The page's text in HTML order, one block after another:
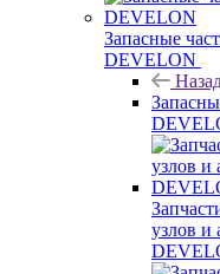
Запасные
DEVELON
узлов и